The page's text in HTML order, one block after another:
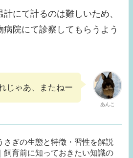
にて計るのは難しいため、
院にて診察してもらうよう
あんこ
じゃあ、またねー
さぎの生態と特徴・習性を解説
｜飼育前に知っておきたい知識の